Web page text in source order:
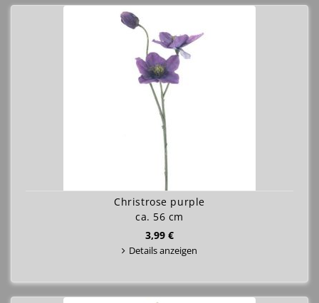
Christrose purple
ca. 56 cm
3,99 €
Details anzeigen